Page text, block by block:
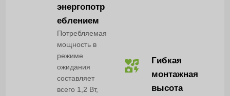
энергопотр
еблением
Потребляемая
мощность в
режиме
ожидания
составляет
всего 1,2 Вт,
Гибкая
монтажная
высота